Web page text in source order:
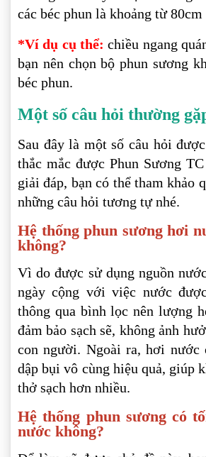
các béc phun là khoảng từ 80cm
*Ví dụ cụ thể: chiều ngang
bạn nên chọn bộ phun sương
béc phun.
Một số câu hỏi thường
Sau đây là một số câu hỏi
thắc mắc được Phun Sương
giải đáp, bạn có thể tham khảo
những câu hỏi tương tự nhé.
Hệ thống phun sương hơi
không?
Vì do được sử dụng nguồn
ngày cộng với việc nước
thông qua bình lọc nên lượng
đảm bảo sạch sẽ, không ảnh
con người. Ngoài ra, hơi nước
dập bụi vô cùng hiệu quả, giúp
thở sạch hơn nhiều.
Hệ thống phun sương có
nước không?